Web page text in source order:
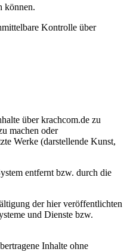
können.
Kontrolle über
über krachcom.de zu
machen oder
Werke (darstellende Kunst,
entfernt bzw. durch die
der hier veröffentlichten
und Dienste bzw.
Inhalte ohne